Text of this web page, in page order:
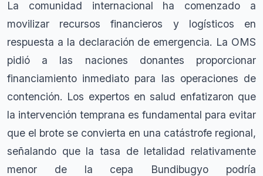
La comunidad internacional ha comenzado a
movilizar recursos financieros y logísticos en
respuesta a la declaración de emergencia. La OMS
pidió a las naciones donantes proporcionar
financiamiento inmediato para las operaciones de
contención. Los expertos en salud enfatizaron que
la intervención temprana es fundamental para evitar
que el brote se convierta en una catástrofe regional,
señalando que la tasa de letalidad relativamente
menor de la cepa Bundibugyo podría